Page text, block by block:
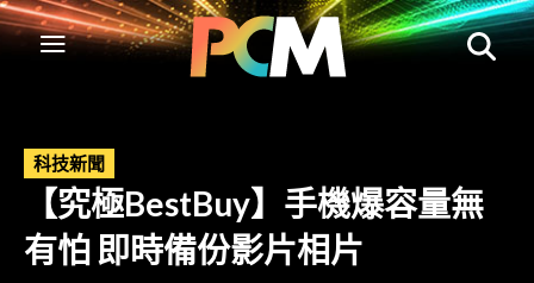
科技新聞
【究極BestBuy】手機爆容量無
有怕 即時備份影片相片